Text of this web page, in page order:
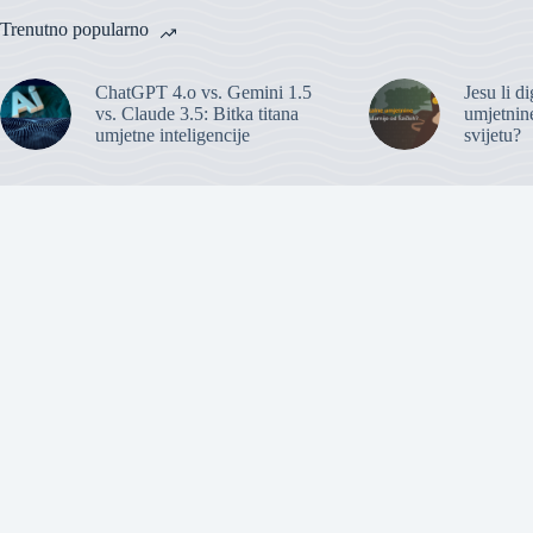
Trenutno popularno
ChatGPT 4.o vs. Gemini 1.5
vs. Claude 3.5: Bitka titana
umjetne inteligencije
Jesu li
svijetu?